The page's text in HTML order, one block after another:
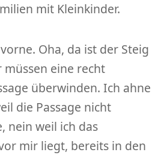
mit Kleinkinder.
Oha, da ist der Steig
eine recht
überwinden. Ich ahne
die Passage nicht
nein weil ich das
mir liegt, bereits in den